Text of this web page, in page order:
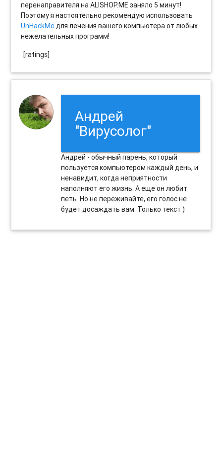
перенаправителя на ALISHOP.ME заняло 5 минут!
Поэтому я настоятельно рекомендую использовать
UnHackMeдля лечения вашего компьютера от любых
нежелательных программ!
[ratings]
Андрей
"Вирусолог"
Андрей - обычный парень, который
пользуется компьютером каждый день, и
ненавидит, когда неприятности
наполняют его жизнь. А еще он любит
петь. Но не переживайте, его голос не
будет досаждать вам. Только текст )